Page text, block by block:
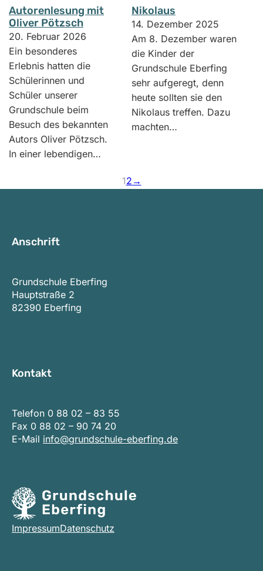
Autorenlesung mit
Oliver Pötzsch
20. Februar 2026
Ein besonderes
Erlebnis hatten die
Schülerinnen und
Schüler unserer
Grundschule beim
Besuch des bekannten
Autors Oliver Pötzsch.
In einer lebendigen…
Nikolaus
14. Dezember 2025
Am 8. Dezember waren
die Kinder der
Grundschule Eberfing
sehr aufgeregt, denn
heute sollten sie den
Nikolaus treffen. Dazu
machten…
12 →
Anschrift
Grundschule Eberfing
Hauptstraße 2
82390 Eberfing
Kontakt
Telefon 0 88 02 – 83 55
Fax 0 88 02 – 90 74 20
E-Mail info@grundschule-eberfing.de
ImpressumDatenschutz